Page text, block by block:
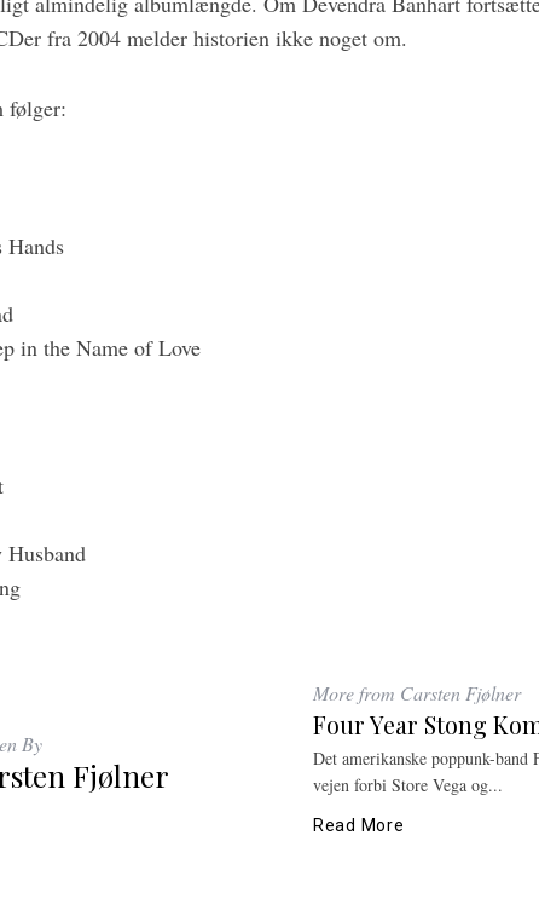
fra 2004 melder historien ikke noget om.
følger:
Hands
in the Name of Love
By
Fjølner
More from Carsten Fjølner
Four Year Stong
Det amerikanske poppunk-
vejen forbi Store Vega og...
Read More